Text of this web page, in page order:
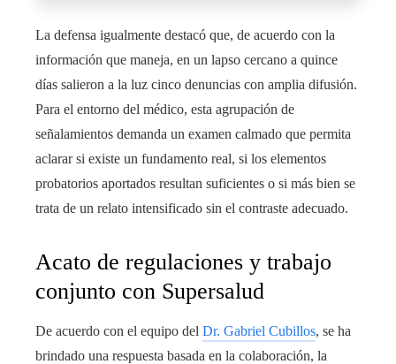
La defensa igualmente destacó que, de acuerdo con la
información que maneja, en un lapso cercano a quince
días salieron a la luz cinco denuncias con amplia difusión.
Para el entorno del médico, esta agrupación de
señalamientos demanda un examen calmado que permita
aclarar si existe un fundamento real, si los elementos
probatorios aportados resultan suficientes o si más bien se
trata de un relato intensificado sin el contraste adecuado.
Acato de regulaciones y trabajo
conjunto con Supersalud
De acuerdo con el equipo del Dr. Gabriel Cubillos, se ha
brindado una respuesta basada en la colaboración, la